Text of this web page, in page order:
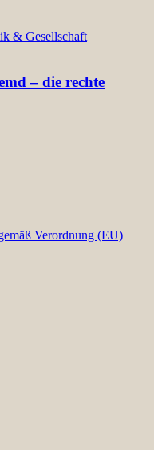
& Gesellschaft
– die rechte
Verordnung (EU)